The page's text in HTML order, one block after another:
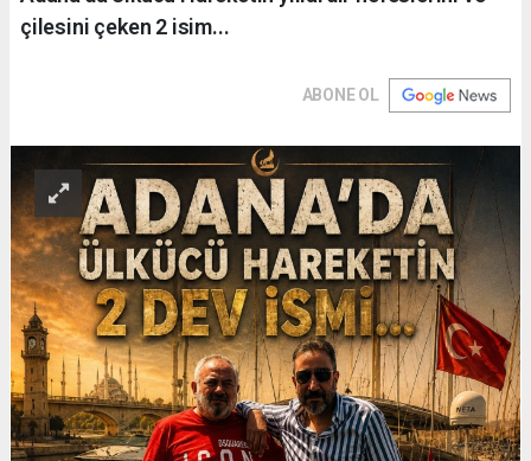
çilesini çeken 2 isim...
ABONE OL